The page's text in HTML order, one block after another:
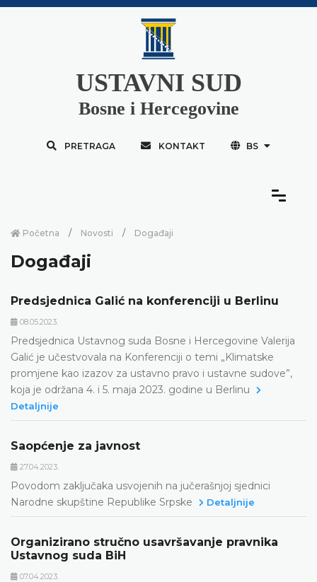
USTAVNI SUD
Bosne i Hercegovine
PRETRAGA KONTAKT BS
Početna Novosti Događaji
Događaji
Predsjednica Galić na konferenciji u Berlinu
08.05.2023.
Predsjednica Ustavnog suda Bosne i Hercegovine Valerija
Galić je učestvovala na Konferenciji o temi „Klimatske
promjene kao izazov za ustavno pravo i ustavne sudove”,
koja je održana 4. i 5. maja 2023. godine u Berlinu
Detaljnije
Saopćenje za javnost
27.04.2023.
Povodom zaključaka usvojenih na jučerašnjoj sjednici
Narodne skupštine Republike Srpske
Detaljnije
Organizirano stručno usavršavanje pravnika
Ustavnog suda BiH
07.04.2023.